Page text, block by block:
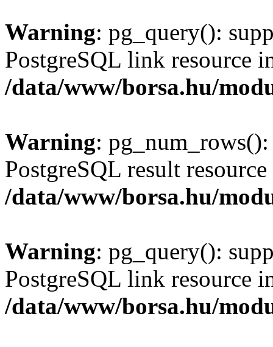
Warning: pg_query():
PostgreSQL link resource
/data/www/borsa.hu/
Warning:
PostgreSQL result
/data/www/borsa.hu/
Warning: pg_query():
PostgreSQL link resource
/data/www/borsa.hu/